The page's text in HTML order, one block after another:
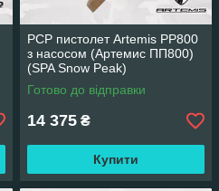
PCP пистолет Artemis PP800
з насосом (Артемис ПП800)
(SPA Snow Peak)
Готово до відправки
14 375 ₴
Купити